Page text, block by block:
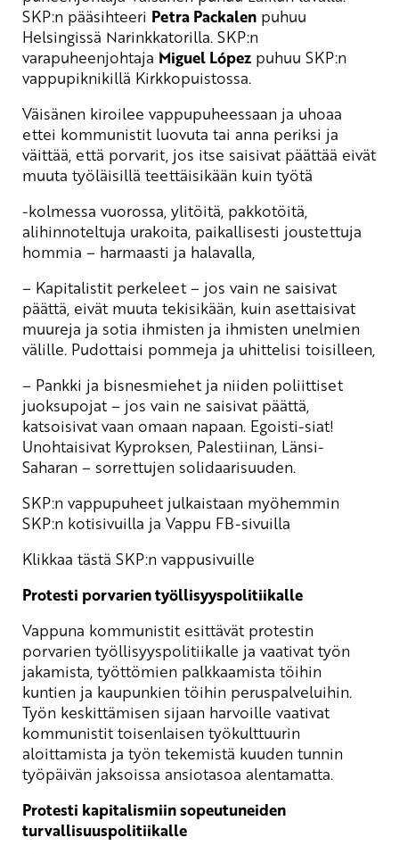
SKP:n pääsihteeri Petra Packalen puhuu
Helsingissä Narinkkatorilla. SKP:n
varapuheenjohtaja Miguel López puhuu SKP:n
vappupiknikillä Kirkkopuistossa.
Väisänen kiroilee vappupuheessaan ja uhoaa
ettei kommunistit luovuta tai anna periksi ja
väittää, että porvarit, jos itse saisivat päättää eivät
muuta työläisillä teettäisikään kuin työtä
-kolmessa vuorossa, ylitöitä, pakkotöitä,
alihinnoteltuja urakoita, paikallisesti joustettuja
hommia – harmaasti ja halavalla,
– Kapitalistit perkeleet – jos vain ne saisivat
päättä, eivät muuta tekisikään, kuin asettaisivat
muureja ja sotia ihmisten ja ihmisten unelmien
välille. Pudottaisi pommeja ja uhittelisi toisilleen,
– Pankki ja bisnesmiehet ja niiden poliittiset
juoksupojat – jos vain ne saisivat päättä,
katsoisivat vaan omaan napaan. Egoisti-siat!
Unohtaisivat Kyproksen, Palestiinan, Länsi-
Saharan – sorrettujen solidaarisuuden.
SKP:n vappupuheet julkaistaan myöhemmin
SKP:n kotisivuilla ja Vappu FB-sivuilla
Klikkaa tästä SKP:n vappusivuille
Protesti porvarien työllisyyspolitiikalle
Vappuna kommunistit esittävät protestin
porvarien työllisyyspolitiikalle ja vaativat työn
jakamista, työttömien palkkaamista töihin
kuntien ja kaupunkien töihin peruspalveluihin.
Työn keskittämisen sijaan harvoille vaativat
kommunistit toisenlaisen työkulttuurin
aloittamista ja työn tekemistä kuuden tunnin
työpäivän jaksoissa ansiotasoa alentamatta.
Protesti kapitalismiin sopeutuneiden
turvallisuuspolitiikalle